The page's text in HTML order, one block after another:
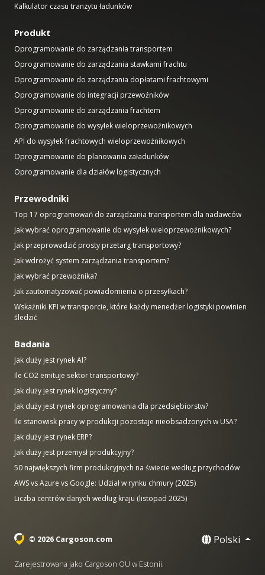
Kalkulator czasu tranzytu ładunków
Produkt
Oprogramowanie do zarządzania transportem
Oprogramowanie do zarządzania stawkami frachtu
Oprogramowanie do zarządzania dopłatami frachtowymi
Oprogramowanie do integracji przewoźników
Oprogramowanie do zarządzania frachtem
Oprogramowanie do wysyłek wieloprzewoźnikowych
API do wysyłek frachtowych wieloprzewoźnikowych
Oprogramowanie do planowania załadunków
Oprogramowanie dla działów logistycznych
Przewodniki
Top 17 oprogramowań do zarządzania transportem dla nadawców
Jak wybrać oprogramowanie do wysyłek wieloprzewoźnikowych?
Jak przeprowadzić prosty przetarg transportowy?
Jak wdrożyć system zarządzania transportem?
Jak wybrać przewoźnika?
Jak zautomatyzować powiadomienia o przesyłkach?
Wskaźniki KPI w transporcie, które każdy menedżer logistyki powinien
śledzić
Badania
Jak duży jest rynek AI?
Ile CO2 emituje sektor transportowy?
Jak duży jest rynek logistyczny?
Jak duży jest rynek oprogramowania dla przedsiębiorstw?
Ile stanowisk pracy w produkcji pozostaje nieobsadzonych w USA?
Jak duży jest rynek ERP?
Jak duży jest przemysł produkcyjny?
50 największych firm produkcyjnych na świecie według przychodów
AWS vs Azure vs Google: Udział w rynku chmury (2025)
Liczba centrów danych według kraju (listopad 2025)
© 2026 Cargoson.com Polski
Zarejestrowana jako Cargoson OÜ w Estonii.